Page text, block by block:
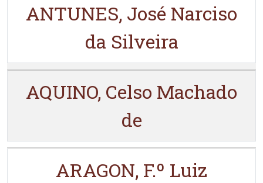
ANTUNES, José Narciso
da Silveira
AQUINO, Celso Machado
de
ARAGON, F.º Luiz